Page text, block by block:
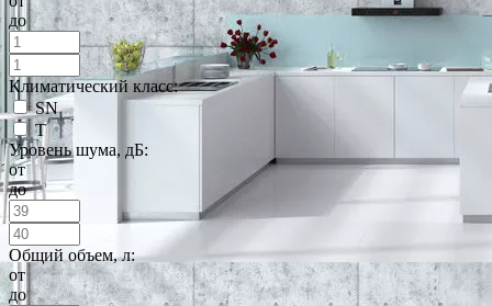
до
Климатический класс:
SN
T
Уровень шума, дБ:
от
до
Общий объем, л:
от
до